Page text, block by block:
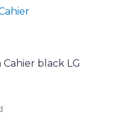
black LG